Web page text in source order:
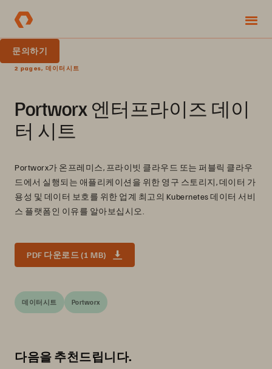
문의하기
2 pages, 데이터시트
Portworx 엔터프라이즈 데이
터 시트
Portworx가 온프레미스, 프라이빗 클라우드 또는 퍼블릭 클라우
드에서 실행되는 애플리케이션을 위한 영구 스토리지, 데이터 가
용성 및 데이터 보호를 위한 업계 최고의 Kubernetes 데이터 서비
스 플랫폼인 이유를 알아보십시오.
PDF 다운로드 (1 MB)
데이터시트 Portworx
다음을 추천드립니다.